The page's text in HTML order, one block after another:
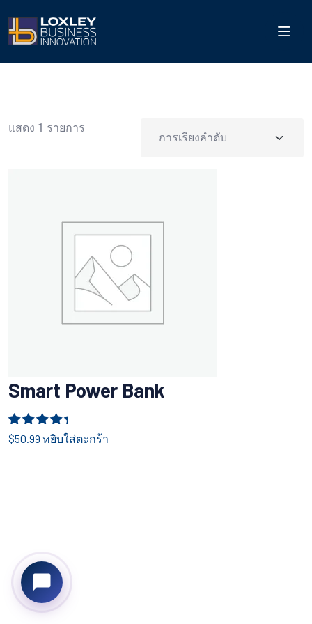
แสดง 1 รายการ
Smart Power Bank
ให้คะแนน
5.00ตั้งแต่
$50.99 หยิบใส่ตะกร้า